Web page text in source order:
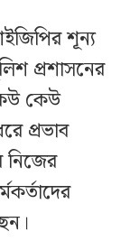
শূন্য
প্রশাসনের
কেউ
প্রভাব
নিজের